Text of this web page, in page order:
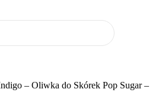
– Oliwka do Skórek Pop Sugar –